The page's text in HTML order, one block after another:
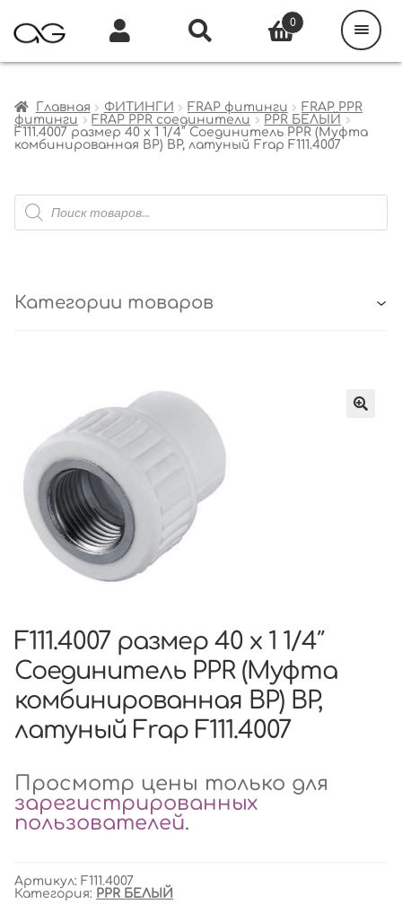
Главная ФИТИНГИ FRAP фитинги
FRAP PPR
фитинги
FRAP PPR соединители
PPR БЕЛЫЙ
F111.4007 размер 40 x 1 1/4″ Соединитель PPR (Муфта
комбинированная ВР) ВР, латуный Frap F111.4007
Поиск
товаров
Категории товаров
F111.4007 размер 40 x 1 1/4″
Соединитель PPR (Муфта
комбинированная ВР) ВР,
латуный Frap F111.4007
Просмотр цены только для
зарегистрированных
пользователей.
Артикул: F111.4007
Категория: PPR БЕЛЫЙ
0